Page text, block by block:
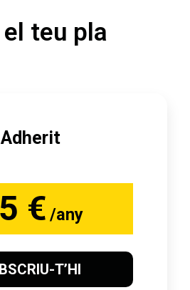
teu pla
Adherit
€ /any
T’HI